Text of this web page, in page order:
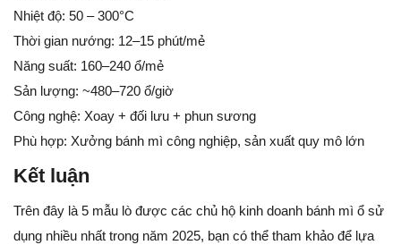
Nhiệt độ: 50 – 300°C
Thời gian nướng: 12–15 phút/mẻ
Năng suất: 160–240 ổ/mẻ
Sản lượng: ~480–720 ổ/giờ
Công nghệ: Xoay + đối lưu + phun sương
Phù hợp: Xưởng bánh mì công nghiệp, sản xuất quy mô lớn
Kết luận
Trên đây là 5 mẫu lò được các chủ hộ kinh doanh bánh mì ổ sử
dụng nhiều nhất trong năm 2025, bạn có thể tham khảo để lựa